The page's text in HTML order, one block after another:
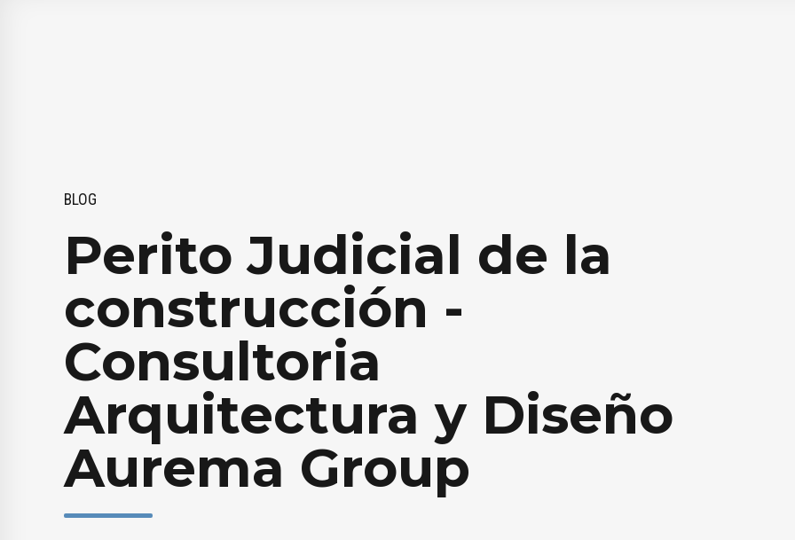
BLOG
Perito Judicial de la
construcción -
Consultoria
Arquitectura y Diseño
Aurema Group